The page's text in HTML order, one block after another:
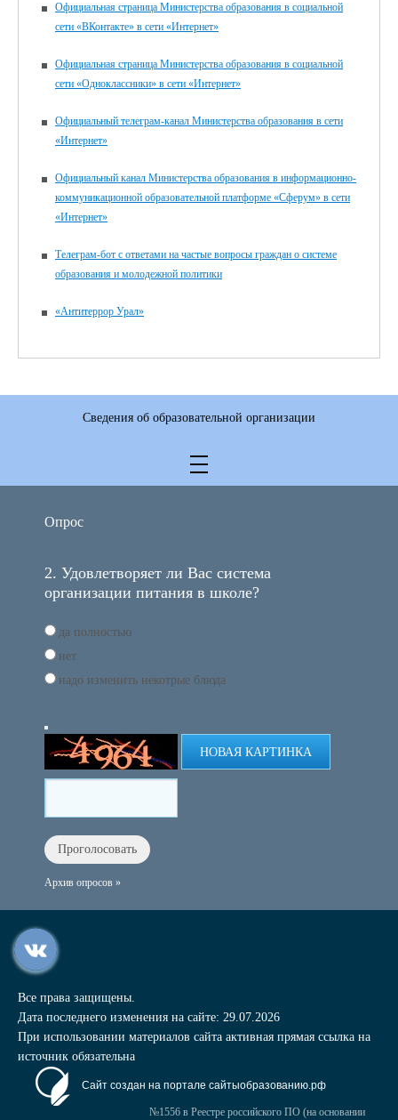
Официальная страница Министерства образования в социальной
сети «ВКонтакте» в сети «Интернет»
Официальная страница Министерства образования в социальной
сети «Одноклассники» в сети «Интернет»
Официальный телеграм-канал Министерства образования в сети
«Интернет»
Официальный канал Министерства образования в информационно-
коммуникационной образовательной платформе «Сферум» в сети
«Интернет»
Телеграм-бот с ответами на частые вопросы граждан о системе
образования и молодежной политики
«Антитеррор Урал»
Сведения об образовательной организации
Опрос
2. Удовлетворяет ли Вас система
организации питания в школе?
да полностью
нет
надо изменить некотрые блюда
НОВАЯ КАРТИНКА
Архив опросов »
Все права защищены.
Дата последнего изменения на сайте: 29.07.2026
При использовании материалов сайта активная прямая ссылка на
источник обязательна
Сайт создан на портале сайтыобразованию.рф
№1556 в Реестре российского ПО (на основании